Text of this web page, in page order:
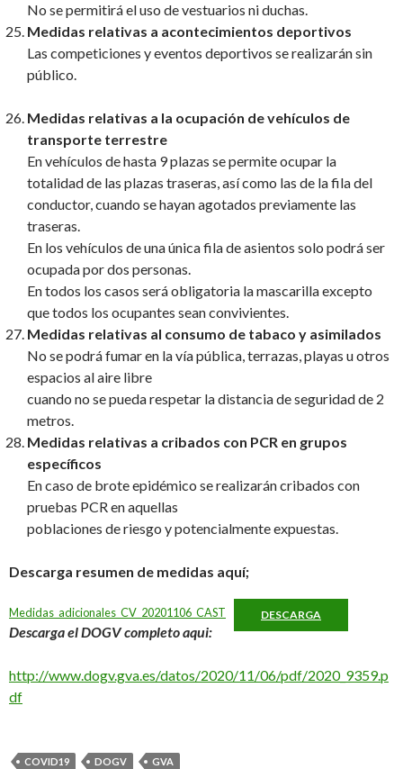
No se permitirá el uso de vestuarios ni duchas.
Medidas relativas a acontecimientos deportivos
Las competiciones y eventos deportivos se realizarán sin
público.
Medidas relativas a la ocupación de vehículos de
transporte terrestre
En vehículos de hasta 9 plazas se permite ocupar la
totalidad de las plazas traseras, así como las de la fila del
conductor, cuando se hayan agotados previamente las
traseras.
En los vehículos de una única fila de asientos solo podrá ser
ocupada por dos personas.
En todos los casos será obligatoria la mascarilla excepto
que todos los ocupantes sean convivientes.
Medidas relativas al consumo de tabaco y asimilados
No se podrá fumar en la vía pública, terrazas, playas u otros
espacios al aire libre
cuando no se pueda respetar la distancia de seguridad de 2
metros.
Medidas relativas a cribados con PCR en grupos
específicos
En caso de brote epidémico se realizarán cribados con
pruebas PCR en aquellas
poblaciones de riesgo y potencialmente expuestas.
Descarga resumen de medidas aquí;
Medidas_adicionales_CV_20201106_CAST DESCARGA
Descarga el DOGV completo aqui:
http://www.dogv.gva.es/datos/2020/11/06/pdf/2020_9359.p
df
COVID19 DOGV GVA